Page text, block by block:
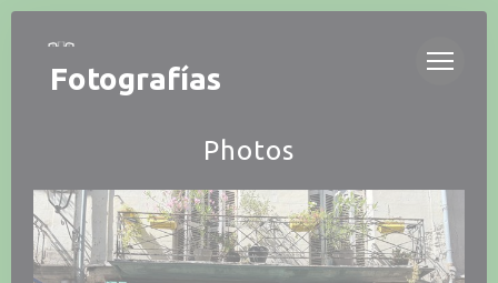
Personalización de sus opciones de cookies
Fotografías
Photos